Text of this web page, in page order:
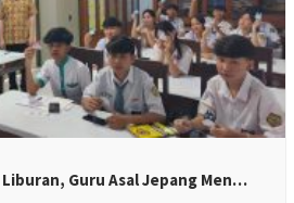
Guru Asal Jepang Men…